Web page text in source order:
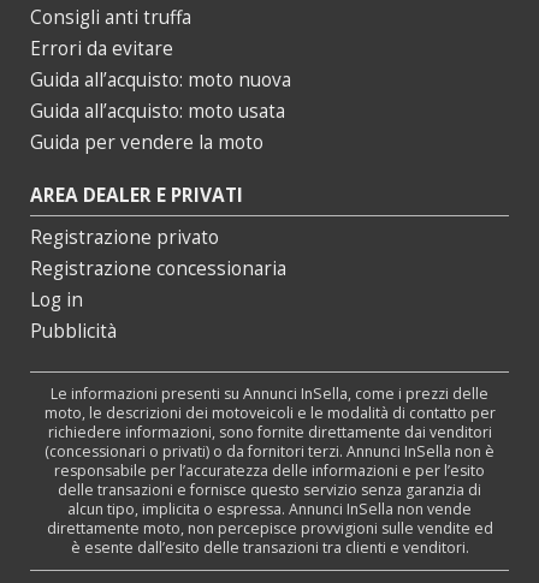
Consigli anti truffa
Errori da evitare
Guida all’acquisto: moto nuova
Guida all’acquisto: moto usata
Guida per vendere la moto
AREA DEALER E PRIVATI
Registrazione privato
Registrazione concessionaria
Log in
Pubblicità
Le informazioni presenti su Annunci InSella, come i prezzi delle
moto, le descrizioni dei motoveicoli e le modalità di contatto per
richiedere informazioni, sono fornite direttamente dai venditori
(concessionari o privati) o da fornitori terzi. Annunci InSella non è
responsabile per l’accuratezza delle informazioni e per l’esito
delle transazioni e fornisce questo servizio senza garanzia di
alcun tipo, implicita o espressa. Annunci InSella non vende
direttamente moto, non percepisce provvigioni sulle vendite ed
è esente dall’esito delle transazioni tra clienti e venditori.